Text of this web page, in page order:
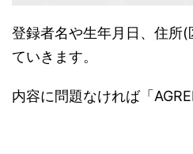
登録者名や生年月日、住所
ていきます。
内容に問題なければ「